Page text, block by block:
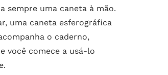
sempre uma caneta à mão.
uma caneta esferográfica
o caderno,
você comece a usá-lo